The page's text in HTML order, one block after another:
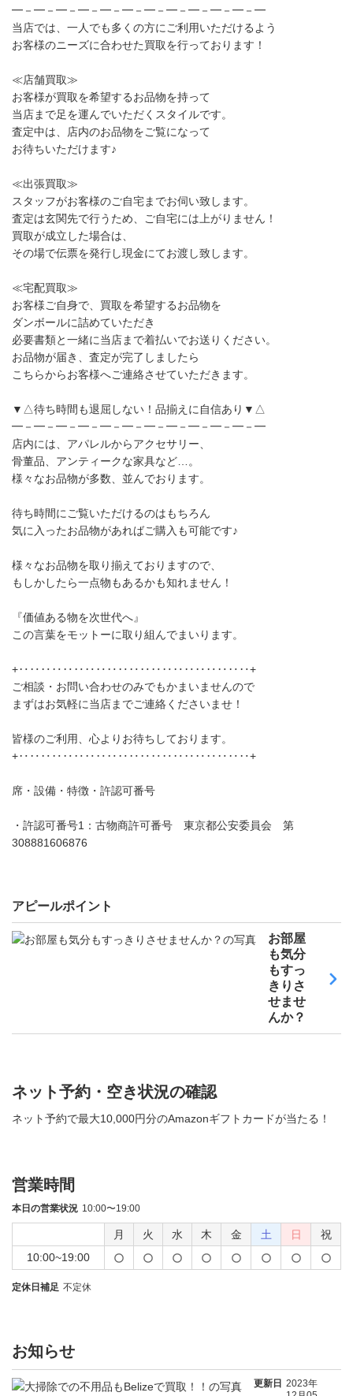
━－━－━－━－━－━－━－━－━－━－━－━
当店では、一人でも多くの方にご利用いただけるよう
お客様のニーズに合わせた買取を行っております！
≪店舗買取≫
お客様が買取を希望するお品物を持って
当店まで足を運んでいただくスタイルです。
査定中は、店内のお品物をご覧になって
お待ちいただけます♪
≪出張買取≫
スタッフがお客様のご自宅までお伺い致します。
査定は玄関先で行うため、ご自宅には上がりません！
買取が成立した場合は、
その場で伝票を発行し現金にてお渡し致します。
≪宅配買取≫
お客様ご自身で、買取を希望するお品物を
ダンボールに詰めていただき
必要書類と一緒に当店まで着払いでお送りください。
お品物が届き、査定が完了しましたら
こちらからお客様へご連絡させていただきます。
▼△待ち時間も退屈しない！品揃えに自信あり▼△
━－━－━－━－━－━－━－━－━－━－━－━
店内には、アパレルからアクセサリー、
骨董品、アンティークな家具など…。
様々なお品物が多数、並んでおります。
待ち時間にご覧いただけるのはもちろん
気に入ったお品物があればご購入も可能です♪
様々なお品物を取り揃えておりますので、
もしかしたら一点物もあるかも知れません！
『価値ある物を次世代へ』
この言葉をモットーに取り組んでまいります。
+‥‥‥‥‥‥‥‥‥‥‥‥‥‥‥‥‥‥‥‥‥+
ご相談・お問い合わせのみでもかまいませんので
まずはお気軽に当店までご連絡くださいませ！
皆様のご利用、心よりお待ちしております。
+‥‥‥‥‥‥‥‥‥‥‥‥‥‥‥‥‥‥‥‥‥+
席・設備・特徴・許認可番号
・許認可番号1：古物商許可番号 東京都公安委員会 第
308881606876
アピールポイント
お部屋
も気分
もすっ
きりさ
せませ
んか？
ネット予約・空き状況の確認
ネット予約で最大10,000円分のAmazonギフトカードが当たる！
営業時間
本日の営業状況 10:00〜19:00
月 火 水 木 金 土 日
祝
10:00~19:00
定休日補足 不定休
お知らせ
更新日 2023年